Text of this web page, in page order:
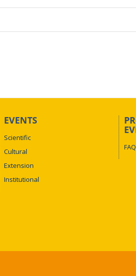
EVENTS
Scientific
Cultural
Extension
Institutional
FAQ